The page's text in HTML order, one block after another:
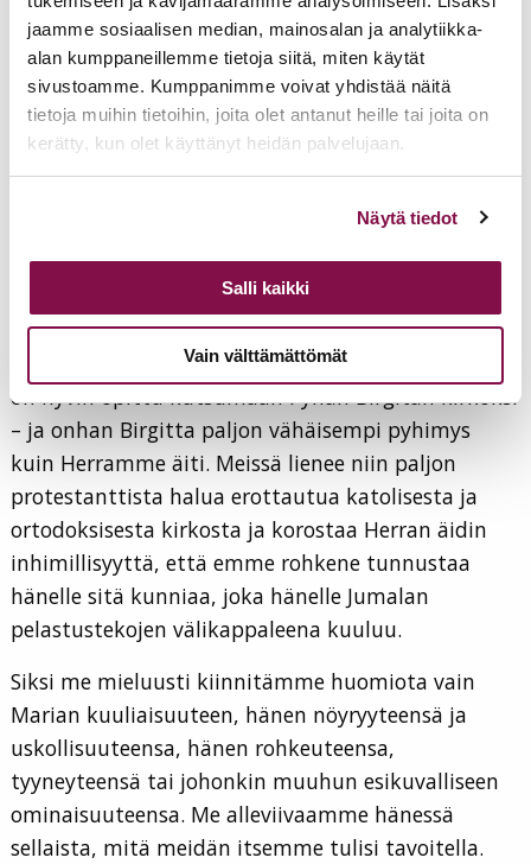
jaamme sosiaalisen median, mainosalan ja analytiikka-
alan kumppaneillemme tietoja siitä, miten käytät
sivustoamme. Kumppanimme voivat yhdistää näitä
tietoja muihin tietoihin, joita olet antanut heille tai joita on
kerätty, kun olet käyttänyt heidän palvelujaan.
linkistä.
Näytä tiedot
Salli kaikki
Vain välttämättömät
tämän neidon välikappaleeksi suuren
suunnitelmansa toteuttamiseksi. Siksi me emme
arkaile kutsua Mariaa pyhäksi; hän on saanut
erityisen armon ja osan Jumalan silmissä.
pelastustyössä ja ihmiskunnan armahtamisessa.
Me arkailemme puhua ”autuaasta neitsyestä”,
vaikka juuri Raamatun mukaan ”kaikki sukupolvet
ylistävät häntä autuaaksi”. Me arkailemme puhua
Pyhästä Mariasta, vaikka esimerkiksi tätä kirkkoa
on hyvin opittu kutsumaan Pyhän Birgitan kirkoksi
– ja onhan Birgitta paljon vähäisempi pyhimys
kuin Herramme äiti. Meissä lienee niin paljon
protestanttista halua erottautua katolisesta ja
ortodoksisesta kirkosta ja korostaa Herran äidin
inhimillisyyttä, että emme rohkene tunnustaa
hänelle sitä kunniaa, joka hänelle Jumalan
pelastustekojen välikappaleena kuuluu.
Siksi me mieluusti kiinnitämme huomiota vain
Marian kuuliaisuuteen, hänen nöyryyteensä ja
uskollisuuteensa, hänen rohkeuteensa,
tyyneyteensä tai johonkin muuhun esikuvalliseen
ominaisuuteensa. Me alleviivaamme hänessä
sellaista, mitä meidän itsemme tulisi tavoitella.